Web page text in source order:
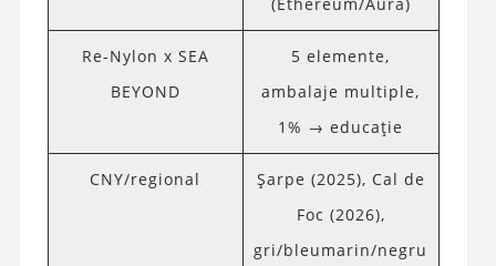
Re-Nylon x SEA
BEYOND
5 elemente,
ambalaje multiple,
1% → educație
CNY/regional
Șarpe (2025), Cal de
Foc (2026),
gri/bleumarin/negru